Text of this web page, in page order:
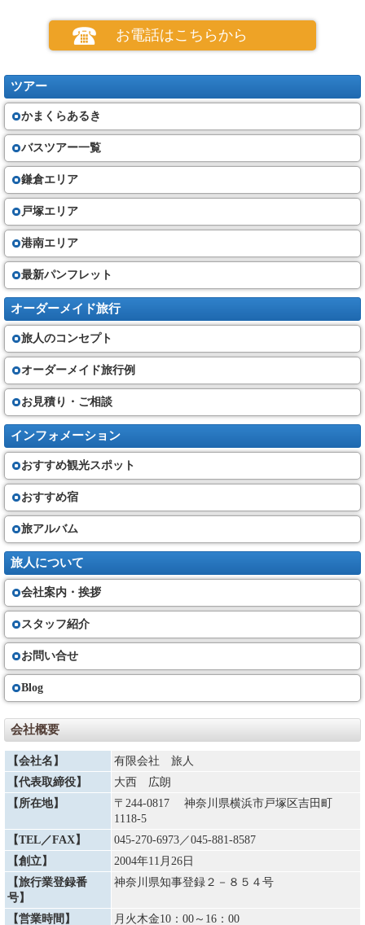
お電話はこちらから
ツアー
かまくらあるき
バスツアー一覧
鎌倉エリア
戸塚エリア
港南エリア
最新パンフレット
オーダーメイド旅行
旅人のコンセプト
オーダーメイド旅行例
お見積り・ご相談
インフォメーション
おすすめ観光スポット
おすすめ宿
旅アルバム
旅人について
会社案内・挨拶
スタッフ紹介
お問い合せ
Blog
会社概要
【会社名】
有限会社 旅人
【代表取締役】
大西 広朗
【所在地】
〒244-0817 神奈川県横浜市戸塚区吉田町
1118-5
【TEL／FAX】
045-270-6973／045-881-8587
【創立】
2004年11月26日
【旅行業登録番
号】
神奈川県知事登録２－８５４号
【営業時間】 月火木金10：00～16：00